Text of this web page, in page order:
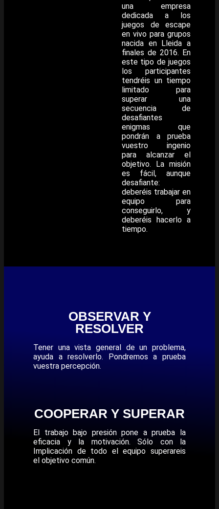
una empresa
dedicada a los
juegos de escape
en vivo para grupos
nacida en Lleida a
finales de 2016. En
este tipo de juegos
los participantes
tendréis un tiempo
limitado para
superar una
secuencia de
desafiantes
enigmas que
pondrán a prueba
vuestro ingenio
para alcanzar el
objetivo. La misión
es fácil, aunque
desafiante:
deberéis trabajar en
equipo para
conseguirlo, y
deberéis hacerlo a
tiempo.
OBSERVAR Y
RESOLVER
Tener una vista general de un problema,
ayuda a resolverlo. Pondremos a prueba
vuestra percepción.
COOPERAR Y SUPERAR
El trabajo bajo presión pone a prueba la
eficacia y la motivación. Sólo con la
Implicación de todo el equipo superareis
el objetivo común.